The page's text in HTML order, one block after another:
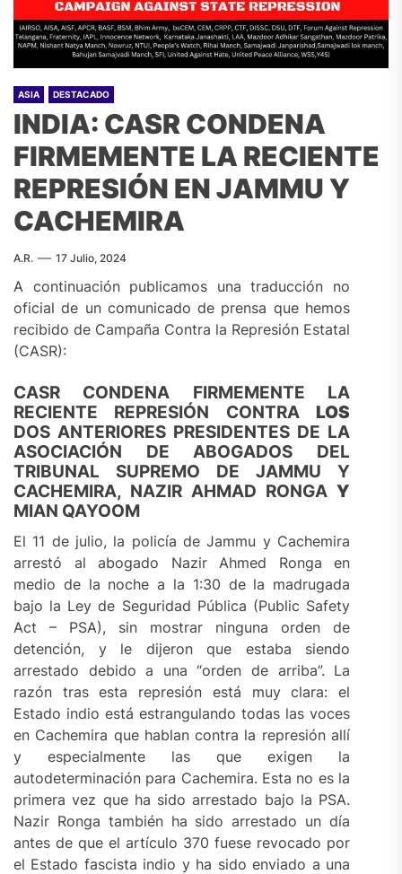
ASIA DESTACADO
INDIA: CASR CONDENA
FIRMEMENTE LA RECIENTE
REPRESIÓN EN JAMMU Y
CACHEMIRA
A.R. 17 Julio, 2024
A continuación publicamos una traducción no
oficial de un comunicado de prensa que hemos
recibido de Campaña Contra la Represión Estatal
(CASR):
CASR CONDENA FIRMEMENTE LA
RECIENTE REPRESIÓN CONTRA LOS
DOS ANTERIORES PRESIDENTES DE LA
ASOCIACIÓN DE ABOGADOS DEL
TRIBUNAL SUPREMO DE JAMMU Y
CACHEMIRA, NAZIR AHMAD RONGAY
MIAN QAYOOM
El 11 de julio, la policía de Jammu y Cachemira
arrestó al abogado Nazir Ahmed Ronga en
medio de la noche a la 1:30 de la madrugada
bajo la Ley de Seguridad Pública (Public Safety
Act – PSA), sin mostrar ninguna orden de
detención, y le dijeron que estaba siendo
arrestado debido a una “orden de arriba”. La
razón tras esta represión está muy clara: el
Estado indio está estrangulando todas las voces
en Cachemira que hablan contra la represión allí
y especialmente las que exigen la
autodeterminación para Cachemira. Esta no es la
primera vez que ha sido arrestado bajo la PSA.
Nazir Ronga también ha sido arrestado un día
antes de que el artículo 370 fuese revocado por
el Estado fascista indio y ha sido enviado a una